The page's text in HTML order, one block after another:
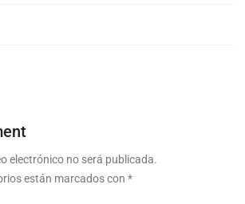
electrónico no será publicada.
están marcados con *